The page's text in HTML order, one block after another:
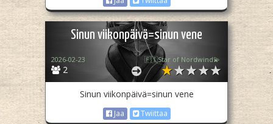
Sinun viikonpäivä=sinun vene
2
2026-02-23 🇫🇮Star of Nordwind💫
Sinun viikonpäivä=sinun vene
Jaa Twiittaa